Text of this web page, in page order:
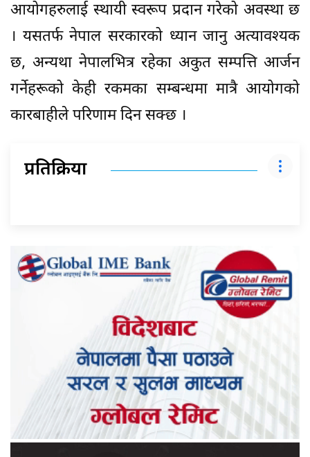
आयोगहरुलाई स्थायी स्वरूप प्रदान गरेको अवस्था छ
। यसतर्फ नेपाल सरकारको ध्यान जानु अत्यावश्यक
छ, अन्यथा नेपालभित्र रहेका अकुत सम्पत्ति आर्जन
गर्नेहरूको केही रकमका सम्बन्धमा मात्रै आयोगको
कारबाहीले परिणाम दिन सक्छ ।
प्रतिक्रिया